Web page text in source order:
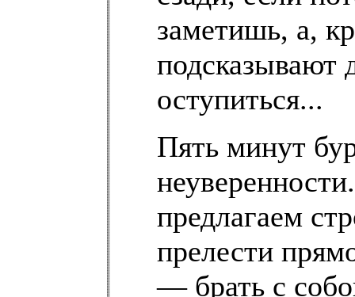
заметишь, а,
подсказывают
оступиться...
Пять минут
предлагаем
прелести
— брать с